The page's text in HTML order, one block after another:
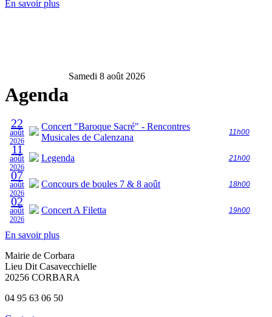
En savoir plus
Agenda
Samedi 8 août 2026
22
août
2026
Concert "Baroque Sacré" - Rencontres
Musicales de Calenzana
11h00
11
août
2026
Legenda 21h00
07
août
2026
Concours de boules 7 & 8 août 18h00
02
août
2026
Concert A Filetta 19h00
En savoir plus
Mairie de Corbara
Lieu Dit Casavecchielle
20256 CORBARA
04 95 63 06 50